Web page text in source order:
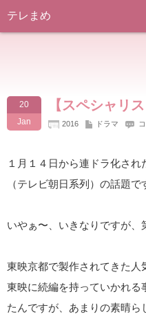
テレまめ
20
Jan
【スペシャリ
2016 ドラマ
１月１４日から連ドラ化され
（テレビ朝日系列）の話題で
いやぁ〜、いきなりですが、
東映京都で製作されてきた
東映に続編を持っていかれる
たんですが、あまりの素晴ら